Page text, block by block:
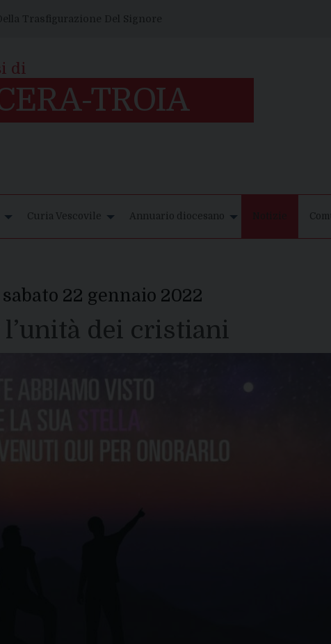
Trasfigurazione Del Signore
Curia Vescovile Annuario diocesano Notizie
22 gennaio 2022
dei cristiani